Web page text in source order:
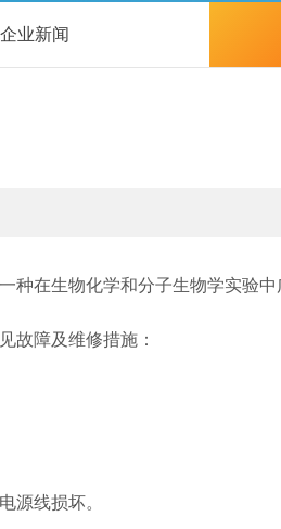
企业新闻
在生物化学和分子生物学实验中
障及维修措施：
线损坏。